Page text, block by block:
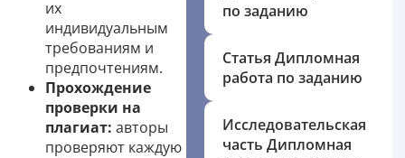
их
индивидуальным
требованиям и
предпочтениям.
Прохождение
проверки на
плагиат: авторы
проверяют каждую
по заданию
Статья Дипломная
работа по заданию
Исследовательская
часть Дипломная